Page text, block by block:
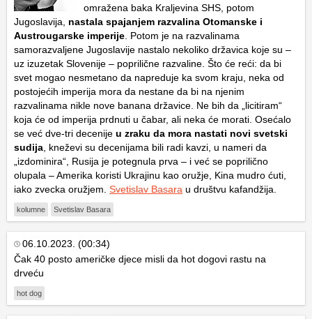
omražena baka Kraljevina SHS, potom
Jugoslavija, nastala spajanjem razvalina Otomanske i
Austrougarske imperije . Potom je na razvalinama
samorazvaljene Jugoslavije nastalo nekoliko državica koje su –
uz izuzetak Slovenije – poprilične razvaline. Što će reći: da bi
svet mogao nesmetano da napreduje ka svom kraju, neka od
postojećih imperija mora da nestane da bi na njenim
razvalinama nikle nove banana državice. Ne bih da „licitiram“
koja će od imperija prdnuti u čabar, ali neka će morati. Osećalo
se već dve-tri decenije u zraku da mora nastati novi svetski
sudija , kneževi su decenijama bili radi kavzi, u nameri da
„izdominira“, Rusija je potegnula prva – i već se poprilično
olupala – Amerika koristi Ukrajinu kao oružje, Kina mudro ćuti,
iako zvecka oružjem. Svetislav Basara u društvu kafandžija.
kolumne Svetislav Basara
06.10.2023. (00:34)
Čak 40 posto američke djece misli da hot dogovi rastu na
drveću
hot dog